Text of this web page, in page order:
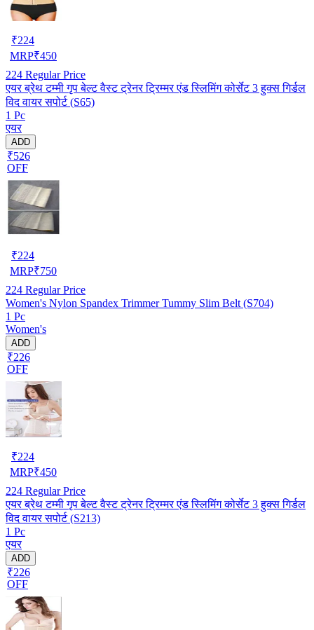
₹224
MRP₹450
224 Regular Price
एयर ब्रेथ टम्मी गृप बेल्ट वैस्ट ट्रेनर ट्रिम्मर एंड स्लिमिंग कोर्सेट 3 हुक्स गिर्डल
विद वायर सपोर्ट (S65)
1 Pc
एयर
ADD
₹526
OFF
₹224
MRP₹750
224 Regular Price
Women's Nylon Spandex Trimmer Tummy Slim Belt (S704)
1 Pc
Women's
ADD
₹226
OFF
₹224
MRP₹450
224 Regular Price
एयर ब्रेथ टम्मी गृप बेल्ट वैस्ट ट्रेनर ट्रिम्मर एंड स्लिमिंग कोर्सेट 3 हुक्स गिर्डल
विद वायर सपोर्ट (S213)
1 Pc
एयर
ADD
₹226
OFF